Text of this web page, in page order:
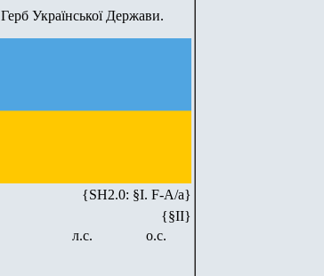
Герб Української Держави.
{SH2.0: §I. F-А/а}
{§II}
л.с. о.с.